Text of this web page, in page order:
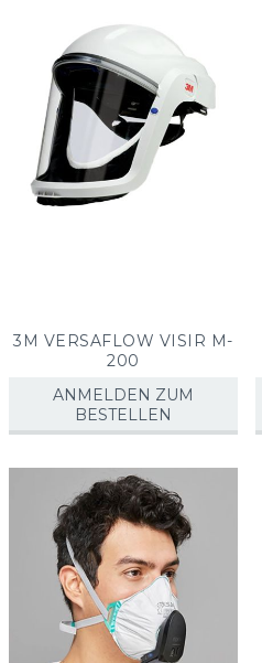
3M VERSAFLOW VISIR M-
200
ANMELDEN ZUM
BESTELLEN